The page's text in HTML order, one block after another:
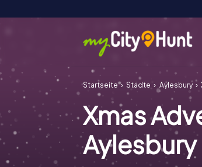
Startseite Städte Aylesbury
Xmas
Aylesbury